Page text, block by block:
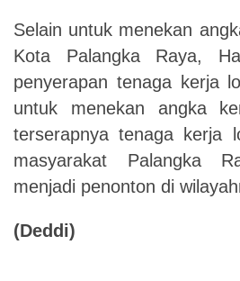
Selain untuk menekan
Kota Palangka Raya,
penyerapan tenaga kerja
untuk menekan angka
terserapnya tenaga kerja
masyarakat Palangka
menjadi penonton di
(Deddi)